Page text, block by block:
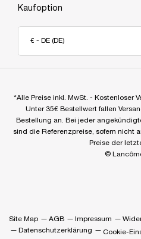
Kaufoption
€ - DE (DE)
*Alle Preise inkl. MwSt. - Kostenloser
Unter 35€ Bestellwert fallen
Bestellung an. Bei jeder
sind die Referenzpreise, sofern nicht
Preise der
©
Site Map AGB Impressum
Datenschutzerklärung
Cookie-